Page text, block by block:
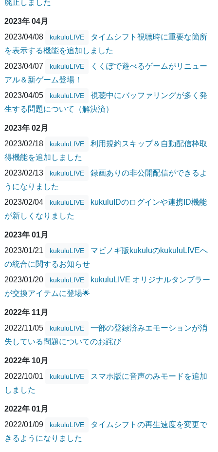
廃止しました
2023年 04月
2023/04/08
kukuluLIVE
タイムシフト視聴時に重要な箇所
を表示する機能を追加しました
2023/04/07
kukuluLIVE
くくぽで遊べるゲームがリニュー
アル＆新ゲーム登場！
2023/04/05
kukuluLIVE
視聴中にバッファリングが多く発
生する問題について（解決済）
2023年 02月
2023/02/18
kukuluLIVE
利用規約スキップ＆自動配信枠取
得機能を追加しました
2023/02/13
kukuluLIVE
録画ありの非公開配信ができるよ
うになりました
2023/02/04
kukuluLIVE
kukuluIDのログインや連携ID機能
が新しくなりました
2023年 01月
2023/01/21
kukuluLIVE
マビノギ版kukuluのkukuluLIVEへ
の統合に関するお知らせ
2023/01/20
kukuluLIVE
kukuluLIVE オリジナルタンブラー
が交換アイテムに登場🌟
2022年 11月
2022/11/05
kukuluLIVE
一部の登録済みエモーションが消
失している問題についてのお詫び
2022年 10月
2022/10/01
kukuluLIVE
スマホ版に音声のみモードを追加
しました
2022年 01月
2022/01/09
kukuluLIVE
タイムシフトの再生速度を変更で
きるようになりました